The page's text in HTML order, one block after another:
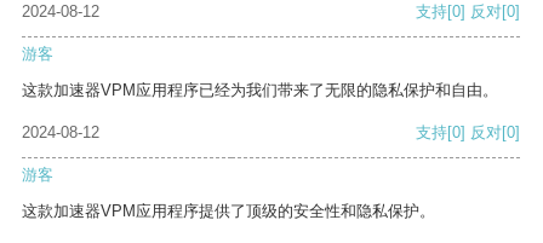
2024-08-12
支持[0] 反对[0]
游客
这款加速器VPM应用程序已经为我们带来了无限的隐私保护和自由。
2024-08-12 支持[0] 反对[0]
游客
这款加速器VPM应用程序提供了顶级的安全性和隐私保护。